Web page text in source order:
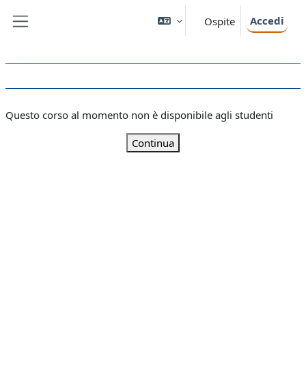
Ospite Accedi
Questo corso al momento non è disponibile agli studenti
Continua